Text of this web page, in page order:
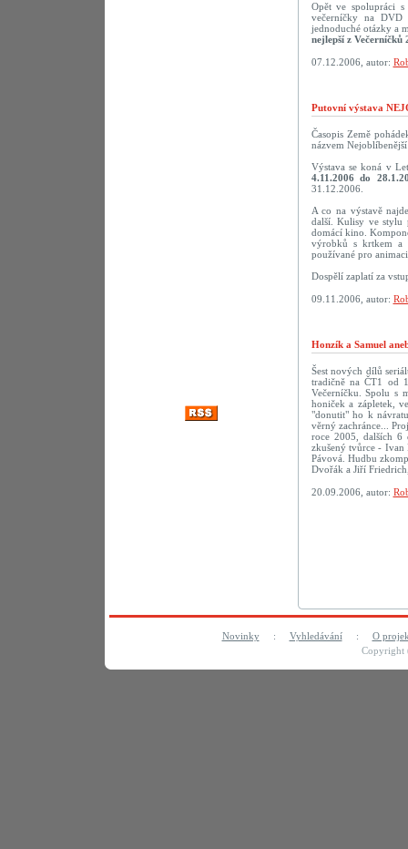
Opět ve spolupráci
večerníčky na DVD
jednoduché otázky a
nejlepší z Večerníčků
07.12.2006, autor:
Putovní výstava
Časopis Země
názvem
Výstava se koná v
4.11.2006 do
31.12.2006.
A co na výstavě
další. Kulisy ve stylu
domácí kino.
výrobků s krtkem a
používané pro
Dospělí zaplatí za
09.11.2006, autor:
Honzík a Samuel
Šest nových dílů
tradičně na ČT1 od
Večerníčku. Spolu s
honiček a zápletek,
"donutit" ho k
věrný zachránce...
roce 2005, dalších 6
zkušený tvůrce - Ivan
Pávová. Hudbu
Dvořák a Jiří
20.09.2006, autor:
Novinky: Vyhledávání: O
Copyright